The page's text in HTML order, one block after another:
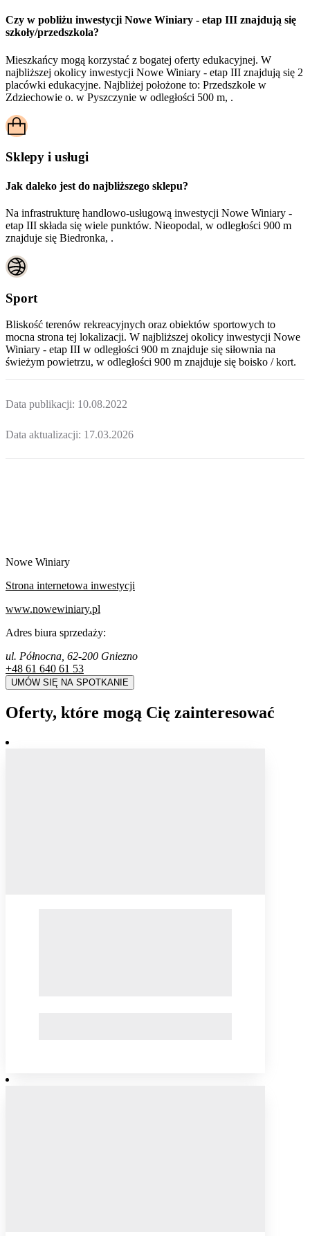
Czy w pobliżu inwestycji Nowe Winiary - etap III znajdują się
szkoły/przedszkola?
Mieszkańcy mogą korzystać z bogatej oferty edukacyjnej. W
najbliższej okolicy inwestycji Nowe Winiary - etap III znajdują się 2
placówki edukacyjne. Najbliżej położone to: Przedszkole w
Zdziechowie o. w Pyszczynie w odległości 500 m, .
Sklepy i usługi
Jak daleko jest do najbliższego sklepu?
Na infrastrukturę handlowo-usługową inwestycji Nowe Winiary -
etap III składa się wiele punktów. Nieopodal, w odległości 900 m
znajduje się Biedronka, .
Sport
Bliskość terenów rekreacyjnych oraz obiektów sportowych to
mocna strona tej lokalizacji. W najbliższej okolicy inwestycji Nowe
Winiary - etap III w odległości 900 m znajduje się siłownia na
świeżym powietrzu, w odległości 900 m znajduje się boisko / kort.
Data publikacji: 10.08.2022
Data aktualizacji: 17.03.2026
Nowe Winiary
Strona internetowa inwestycji
www.nowewiniary.pl
Adres biura sprzedaży:
ul. Północna, 62-200 Gniezno
+48 61 640 61 53
UMÓW SIĘ NA SPOTKANIE
Oferty, które mogą Cię zainteresować